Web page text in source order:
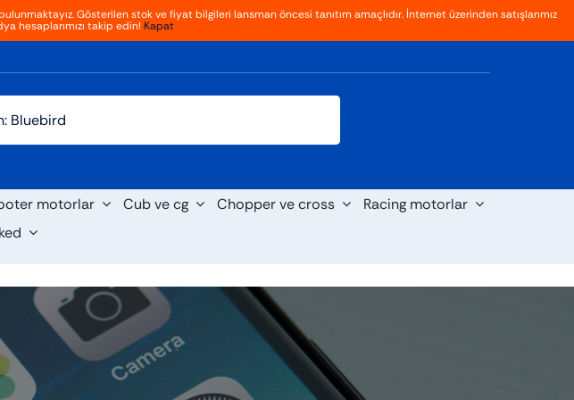
Gösterilen stok ve fiyat bilgileri lansman öncesi tanıtım amaçlıdır. İnternet üzerinden satışlarımız
hesaplarımızı takip edin! Kapat
motorlar Cub ve cg Chopper ve cross Racing motorlar